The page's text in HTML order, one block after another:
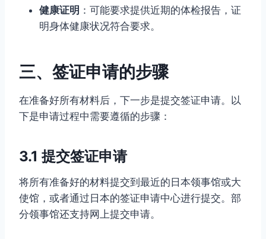
健康证明 ：可能要求提供近期的体检报告，证
明身体健康状况符合要求。
三、签证申请的步骤
在准备好所有材料后，下一步是提交签证申请。以
下是申请过程中需要遵循的步骤：
3.1 提交签证申请
将所有准备好的材料提交到最近的日本领事馆或大
使馆，或者通过日本的签证申请中心进行提交。部
分领事馆还支持网上提交申请。